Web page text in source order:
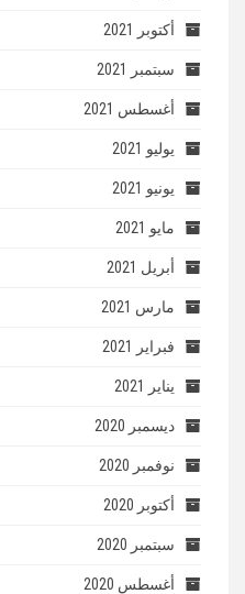
أكتوبر 2021
سبتمبر 2021
أغسطس 2021
يوليو 2021
يونيو 2021
مايو 2021
أبريل 2021
مارس 2021
فبراير 2021
يناير 2021
ديسمبر 2020
نوفمبر 2020
أكتوبر 2020
سبتمبر 2020
أغسطس 2020